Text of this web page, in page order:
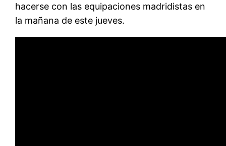
hacerse con las equipaciones madridistas en
la mañana de este jueves.